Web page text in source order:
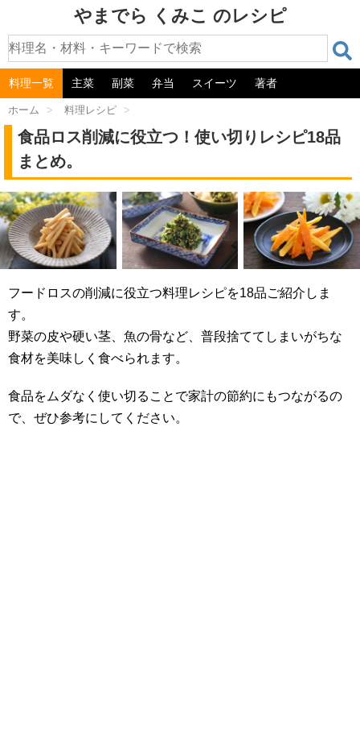
やまでら くみこ のレシピ
料理一覧 主菜 副菜 弁当 スイーツ 著者
ホーム > 料理レシピ >
食品ロス削減に役立つ！使い切りレシピ18品
まとめ。
フードロスの削減に役立つ料理レシピを18品ご紹介しま
す。
野菜の皮や硬い茎、魚の骨など、普段捨ててしまいがちな
食材を美味しく食べられます。
食品をムダなく使い切ることで家計の節約にもつながるの
で、ぜひ参考にしてください。